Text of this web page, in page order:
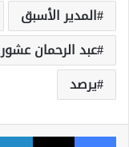
المدير الأسبق
عبد الرحمان عشور
يرصد
فيسبوك ‫X